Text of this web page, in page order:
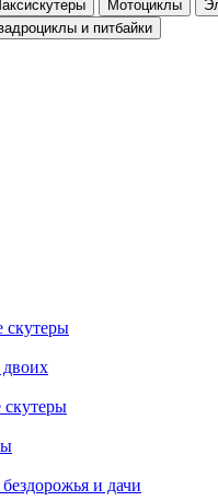
Мотоциклы
и питбайки
скутеры
скутеры
и дачи